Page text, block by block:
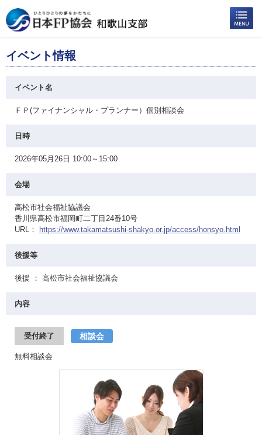
イベント情報
イベント名
ＦＰ(ファイナンシャル・プランナー）個別相談会
日時
2026年05月26日 10:00～15:00
会場
高松市社会福祉協議会
香川県高松市福岡町二丁目24番10号
URL：
https://www.takamatsushi-shakyo.or.jp/access/honsyo.html
後援等
後援 ： 高松市社会福祉協議会
内容
受付終了 相談会
無料相談会